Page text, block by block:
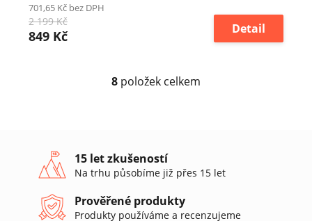
701,65 Kč bez DPH
2 199 Kč
849 Kč Detail
O
a
c
í
p
r
8 položek celkem
15 let zkušeností
Na trhu působíme již přes 15 let
Prověřené produkty
Produkty používáme a recenzujeme